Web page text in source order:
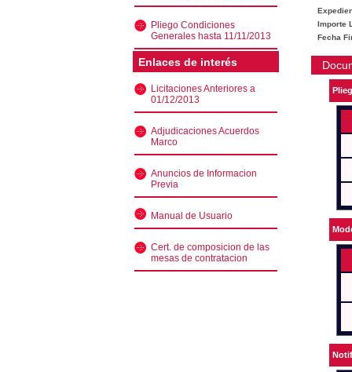
Pliego Condiciones
Generales hasta 11/11/2013
Enlaces de interés
Licitaciones Anteriores a
01/12/2013
Adjudicaciones Acuerdos
Marco
Anuncios de Informacion
Previa
Manual de Usuario
Cert. de composicion de las
mesas de contratacion
Importe
Fecha